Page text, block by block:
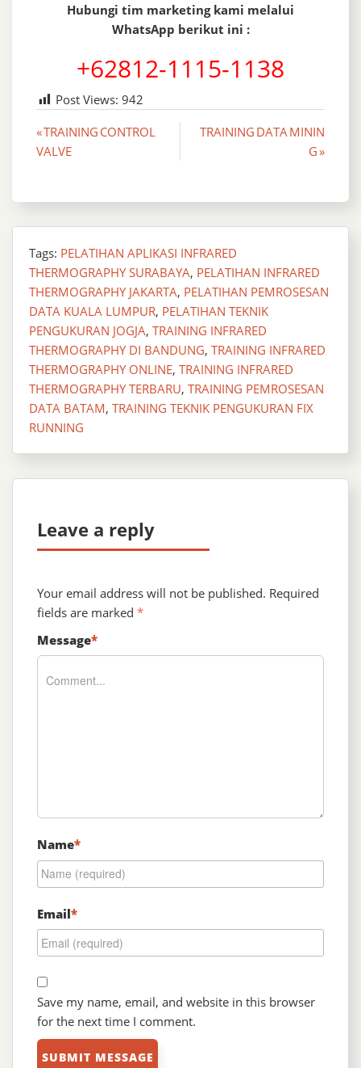
Hubungi tim marketing kami melalui
WhatsApp berikut ini :
+62812-1115-1138
Post Views: 942
Post
navigation
« TRAINING CONTROL
VALVE
TRAINING DATA MININ
G »
Tags: PELATIHAN APLIKASI INFRARED
THERMOGRAPHY SURABAYA, PELATIHAN INFRARED
THERMOGRAPHY JAKARTA, PELATIHAN PEMROSESAN
DATA KUALA LUMPUR, PELATIHAN TEKNIK
PENGUKURAN JOGJA, TRAINING INFRARED
THERMOGRAPHY DI BANDUNG, TRAINING INFRARED
THERMOGRAPHY ONLINE, TRAINING INFRARED
THERMOGRAPHY TERBARU, TRAINING PEMROSESAN
DATA BATAM, TRAINING TEKNIK PENGUKURAN FIX
RUNNING
Leave a reply
Your email address will not be published. Required
fields are marked *
Message*
Name*
Email*
Save my name, email, and website in this browser
for the next time I comment.